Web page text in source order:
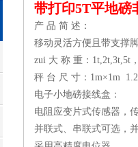
带打印5T平地磅
产 品 简 述：
移动灵活方便且带支撑
zui 大 称 重：1t,2t,3t,5t
秤 台 尺 寸：1m×1m
电子小地磅接线盒：
电阻应变片式传感器，
并联式、串联式可选，